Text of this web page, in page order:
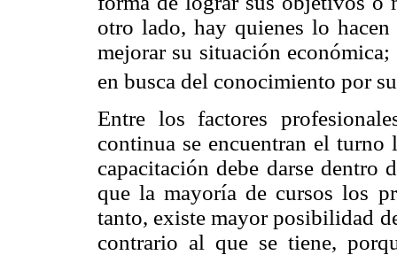
otro lado, hay quienes lo
mejorar su situación
en busca del conocimiento por
Entre los factores
continua se encuentran el turno
capacitación debe darse dentro
que la mayoría de cursos los
tanto, existe mayor posibilidad
contrario al que se tiene,